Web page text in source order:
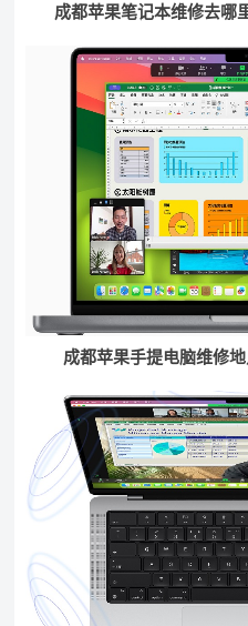
成都苹果笔记本维修去哪
成都苹果手提电脑维修